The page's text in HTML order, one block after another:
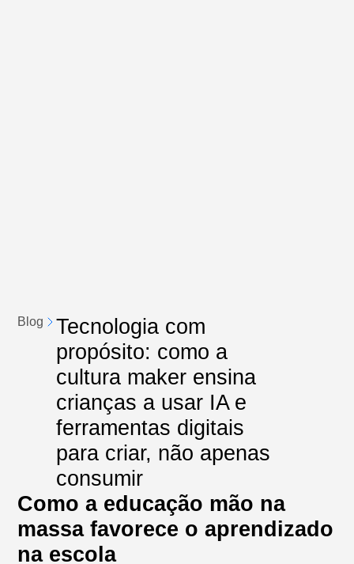
Blog
Tecnologia com
propósito: como a
cultura maker ensina
crianças a usar IA e
ferramentas digitais
para criar, não apenas
consumir
Como a educação mão na
massa favorece o aprendizado
na escola